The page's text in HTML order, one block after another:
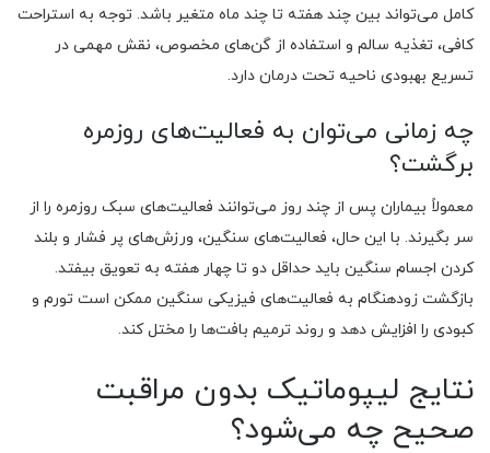
کامل می‌تواند بین چند هفته تا چند ماه متغیر باشد. توجه به استراحت
کافی، تغذیه سالم و استفاده از گن‌های مخصوص، نقش مهمی در
تسریع بهبودی ناحیه تحت درمان دارد.
چه زمانی می‌توان به فعالیت‌های روزمره
برگشت؟
معمولاً بیماران پس از چند روز می‌توانند فعالیت‌های سبک روزمره را از
سر بگیرند. با این حال، فعالیت‌های سنگین، ورزش‌های پر فشار و بلند
کردن اجسام سنگین باید حداقل دو تا چهار هفته به تعویق بیفتد.
بازگشت زودهنگام به فعالیت‌های فیزیکی سنگین ممکن است تورم و
کبودی را افزایش دهد و روند ترمیم بافت‌ها را مختل کند.
نتایج لیپوماتیک بدون مراقبت
صحیح چه می‌شود؟